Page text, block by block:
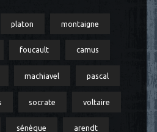
platon montaigne
foucault camus
machiavel pascal
socrate voltaire
sénèque arendt